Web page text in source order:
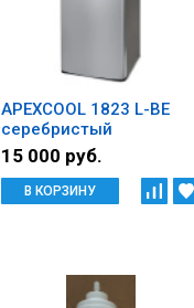
APEXCOOL 1823 L-BE
серебристый
15 000 руб.
В КОРЗИНУ